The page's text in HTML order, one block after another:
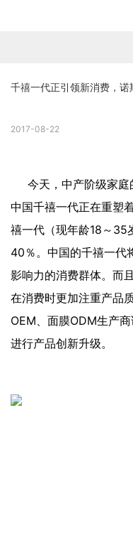
千禧一代正引领新消费，
2017-08-22
今天，中产阶级家
中国千禧一代正在重塑
禧一代（现年龄18～35
40％。中国的千禧一代
影响力的消费群体。而
在消费时更加注重产品
OEM、面膜ODM生产
进行产品创新升级。